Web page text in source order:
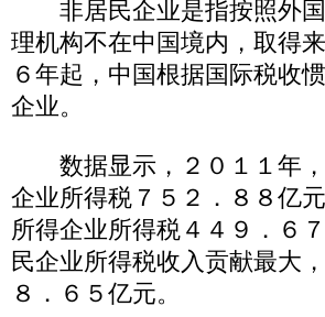
非居民企业是指按照外国
理机构不在中国境内，取得
６年起，中国根据国际税收
企业。
数据显示，２０１１年，
企业所得税７５２．８８亿
所得企业所得税４４９．６
民企业所得税收入贡献最大
８．６５亿元。